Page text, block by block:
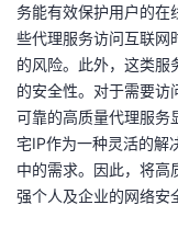
坛
圈
子
的
直
播
我
的
活
动
我
的
关
的
课
程
我
的
认
证
我
的
实
我
的
技
术
支
持
的
云
声
建
务能有效保护用户的在
些代理服务访问互联网
的风险。此外，这类服
的安全性。对于需要访
可靠的高质量代理服务
宅IP作为一种灵活的解
中的需求。因此，将高
强个人及企业的网络安